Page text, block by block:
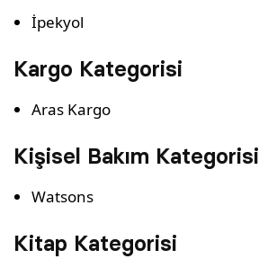
İpekyol
Kargo Kategorisi
Aras Kargo
Kişisel Bakım Kategorisi
Watsons
Kitap Kategorisi